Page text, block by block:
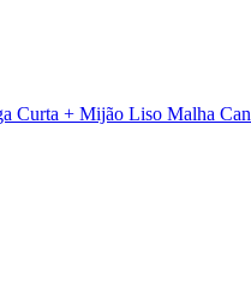
Curta + Mijão Liso Malha